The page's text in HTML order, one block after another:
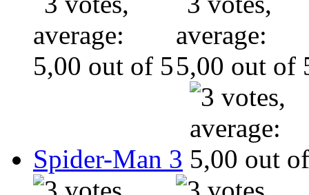
Spider-Man 3